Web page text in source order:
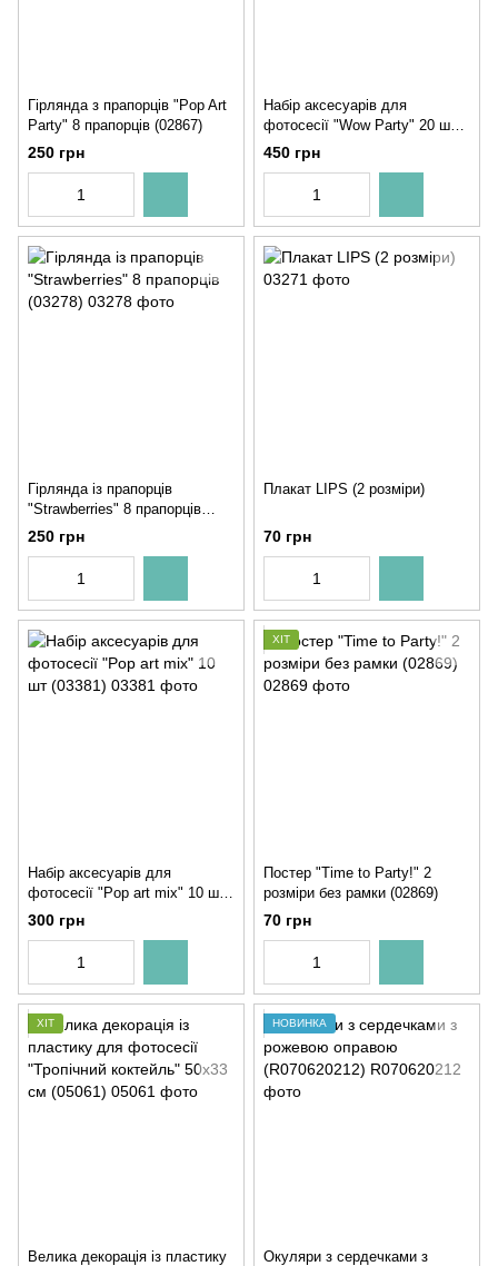
Гірлянда з прапорців "Pop Art
Party" 8 прапорців (02867)
250 грн
Набір аксесуарів для
фотосесії "Wow Party" 20 шт
(02863)
450 грн
Гірлянда із прапорців
"Strawberries" 8 прапорців
(03278)
250 грн
Плакат LIPS (2 розміри)
70 грн
Набір аксесуарів для
фотосесії "Pop art mix" 10 шт
(03381)
300 грн
ХІТ
Постер "Time to Party!" 2
розміри без рамки (02869)
70 грн
ХІТ
Велика декорація із пластику
НОВИНКА
Окуляри з сердечками з